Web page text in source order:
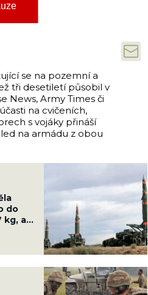
se na pozemní a
tři desetiletí působil v
News, Army Times či
na cvičeních,
s vojáky přináší
na armádu z obou
do
kg, ale